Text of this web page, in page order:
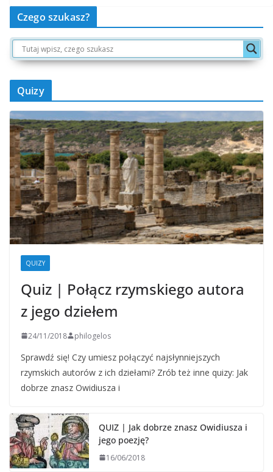
Czego szukasz?
Quizy
QUIZY
Quiz | Połącz rzymskiego autora
z jego dziełem
24/11/2018 philogelos
Sprawdź się! Czy umiesz połączyć najsłynniejszych
rzymskich autorów z ich dziełami? Zrób też inne quizy: Jak
dobrze znasz Owidiusza i
QUIZ | Jak dobrze znasz Owidiusza i
jego poezję?
16/06/2018